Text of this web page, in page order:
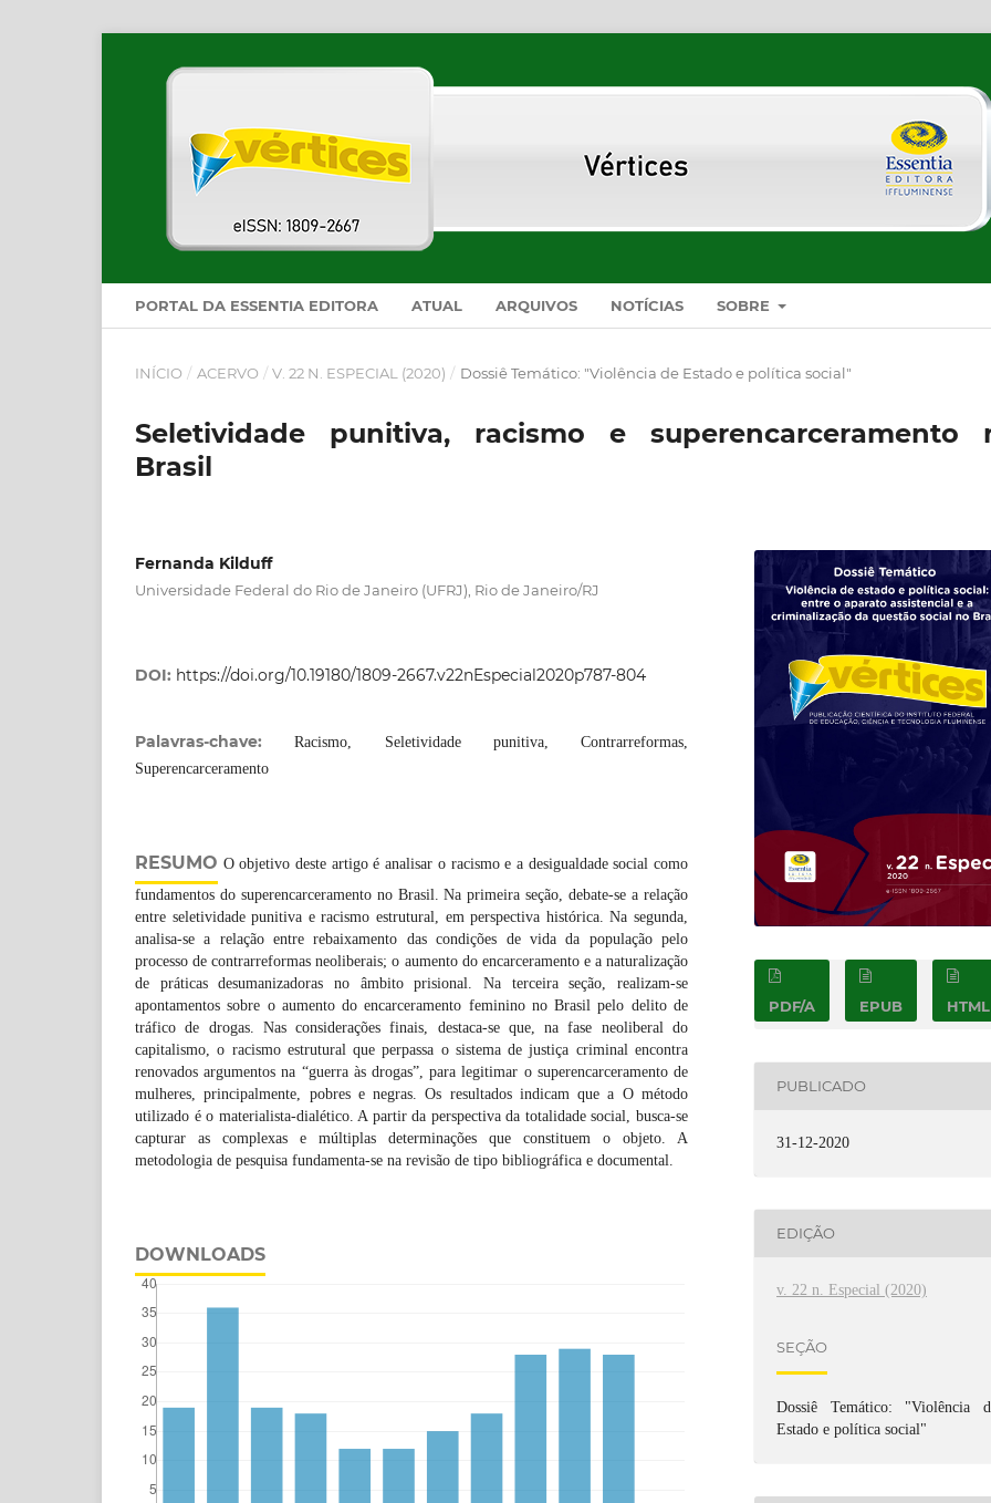
PORTAL DA ESSENTIA EDITORA ATUAL ARQUIVOS NOTÍCIAS SOBRE
INÍCIO / ACERVO / V. 22 N. ESPECIAL (2020) / Dossiê Temático: "Violência de Estado e política social"
Seletividade punitiva, racismo e superencarceramento
Brasil
Fernanda Kilduff
Universidade Federal do Rio de Janeiro (UFRJ), Rio de Janeiro/RJ
DOI: https://doi.org/10.19180/1809-2667.v22nEspecial2020p787-804
Palavras-chave:Racismo, Seletividade punitiva, Contrarreformas,
Superencarceramento
RESUMO O objetivo deste artigo é analisar o racismo e a desigualdade social como
fundamentos do superencarceramento no Brasil. Na primeira seção, debate-se a relação
entre seletividade punitiva e racismo estrutural, em perspectiva histórica. Na segunda,
analisa-se a relação entre rebaixamento das condições de vida da população pelo
processo de contrarreformas neoliberais; o aumento do encarceramento e a naturalização
de práticas desumanizadoras no âmbito prisional. Na terceira seção, realizam-se
apontamentos sobre o aumento do encarceramento feminino no Brasil pelo delito de
tráfico de drogas. Nas considerações finais, destaca-se que, na fase neoliberal do
capitalismo, o racismo estrutural que perpassa o sistema de justiça criminal encontra
renovados argumentos na “guerra às drogas”, para legitimar o superencarceramento de
mulheres, principalmente, pobres e negras. Os resultados indicam que a O método
utilizado é o materialista-dialético. A partir da perspectiva da totalidade social, busca-se
capturar as complexas e múltiplas determinações que constituem o objeto. A
metodologia de pesquisa fundamenta-se na revisão de tipo bibliográfica e documental.
DOWNLOADS
PDF/A EPUB HTML
PUBLICADO
31-12-2020
EDIÇÃO
v. 22 n. Especial (2020)
SEÇÃO
Dossiê Temático: "Violência
Estado e política social"